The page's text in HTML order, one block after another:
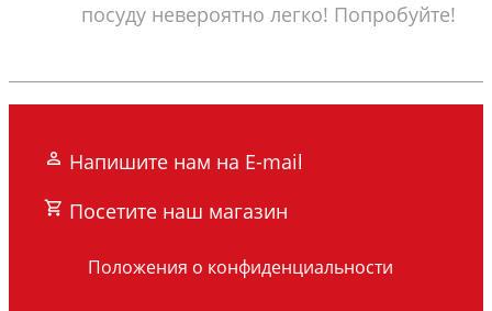
посуду невероятно легко! Попробуйте!
Напишите нам на E-mail
Посетите наш магазин
Положения о конфиденциальности